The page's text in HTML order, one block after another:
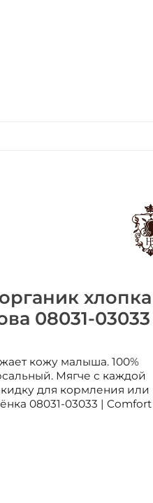
хлопка
08031-03033
кожу малыша. 100%
Мягче с каждой
для кормления или
08031-03033 | Comfort